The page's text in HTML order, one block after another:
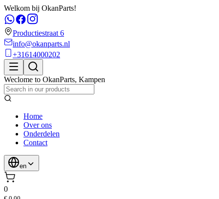
Welkom bij OkanParts!
Productiestraat 6
info@okanparts.nl
+31614000202
Weclome to OkanParts, Kampen
Home
Over ons
Onderdelen
Contact
en
0